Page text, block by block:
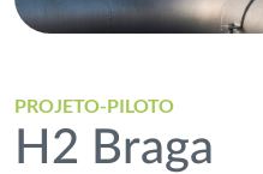
PROJETO-PILOTO
H2 Braga